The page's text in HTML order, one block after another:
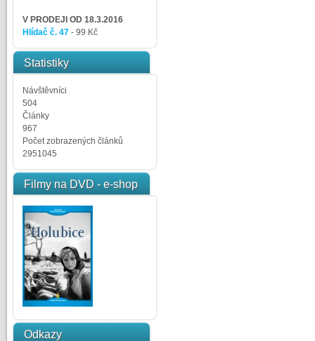
V PRODEJI OD 18.3.2016
Hlídač č. 47- 99 Kč
Statistiky
Návštěvníci
504
Články
967
Počet zobrazených článků
2951045
Filmy na DVD - e-shop
Odkazy